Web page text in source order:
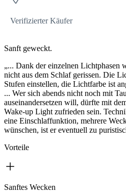
Verifizierter Käufer
Sanft geweckt.
„... Dank der einzelnen Lichtphasen
nicht aus dem Schlaf gerissen. Die
Stufen einstellen, die Lichtfarbe ist
... Wer sich abends nicht noch mit
auseinandersetzen will, dürfte mit
Wake-up Light zufrieden sein.
eine Einschlaffunktion, mehrere
wünschen, ist er eventuell zu
Vorteile
Sanftes Wecken